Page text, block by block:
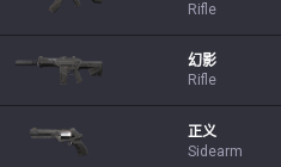
Rifle
幻影
Rifle
正义
Sidearm